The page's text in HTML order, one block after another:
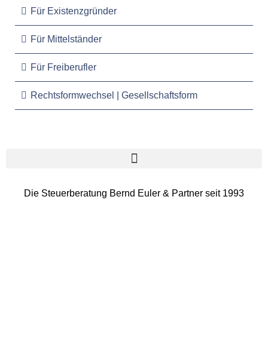
Für Existenzgründer
Für Mittelständer
Für Freiberufler
Rechtsformwechsel | Gesellschaftsform
Die Steuerberatung Bernd Euler & Partner seit 1993